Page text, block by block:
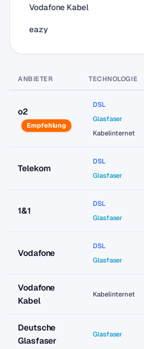
Vodafone Kabel
eazy
ANBIETER TECHNOLOGIE
o2
Empfehlung
DSL
Glasfaser
Kabelinternet
Telekom
DSL
Glasfaser
1&1
DSL
Glasfaser
Vodafone
DSL
Glasfaser
Vodafone
Kabel
Kabelinternet
Deutsche
Glasfaser
Glasfaser